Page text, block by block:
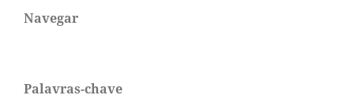
Navegar
Palavras-chave